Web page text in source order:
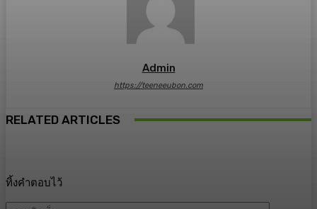
Admin
https://teeneeubon.com
RELATED ARTICLES
ทิ้งคำตอบไว้